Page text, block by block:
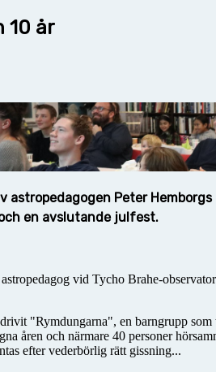
10 år
astropedagogen Peter
en avslutande julfest.
vid Tycho Brahe-
"Rymdungarna", en barngrupp
åren och närmare 40 personer
efter vederbörlig rätt gissning...